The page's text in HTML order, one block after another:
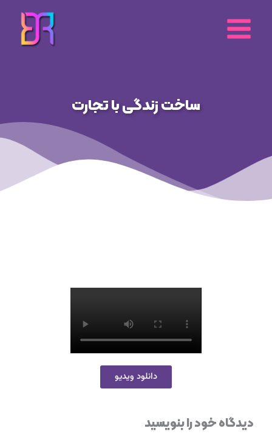
محتوا
ساخت زندگی با تجارت
دانلود ویدیو
دیدگاه‌ خود را بنویسید